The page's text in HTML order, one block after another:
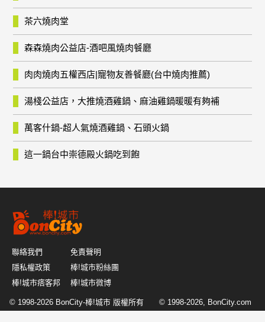
茶六燒肉堂
森森燒肉公益店-酒吧風燒肉餐廳
肉肉燒肉五權西店|寵物友善餐廳(台中燒肉推薦)
湯棧公益店，大推燒酒雞鍋、麻油雞鍋暖暖有夠補
萬客什鍋-超人氣燒酒雞鍋、石頭火鍋
這一鍋台中崇德殿火鍋吃到飽
聯絡我們
免責聲明
隱私權政策
棒!城市粉絲團
棒!城市痞客邦
棒!城市微博
© 1998-2026 BonCity-棒!城市 版權所有 © 1998-2026, BonCity.com